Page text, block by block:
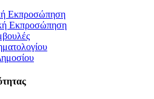
Εκπροσώπηση
Εκπροσώπηση